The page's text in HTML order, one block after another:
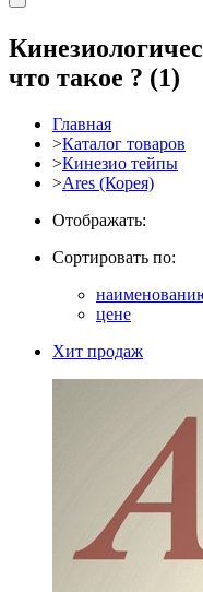
что такое ? (1)
Главная
>Каталог товаров
>Кинезио тейпы
>Ares (Корея)
Отображать:
Сортировать по:
цене
Хит продаж